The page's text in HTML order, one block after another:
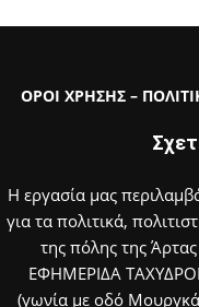
ΟΡΟΙ ΧΡΗΣΗΣ –
Η εργασία μας
για τα πολιτικά,
της πόλης της
ΕΦΗΜΕΡΙΔΑ
(γωνία με οδό